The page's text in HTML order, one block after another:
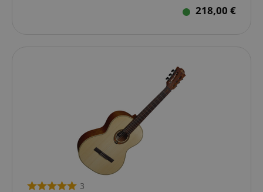
218,00 €
3